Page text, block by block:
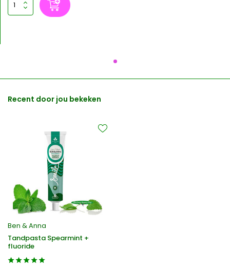
Recent door jou bekeken
Ben & Anna
Tandpasta Spearmint +
fluoride